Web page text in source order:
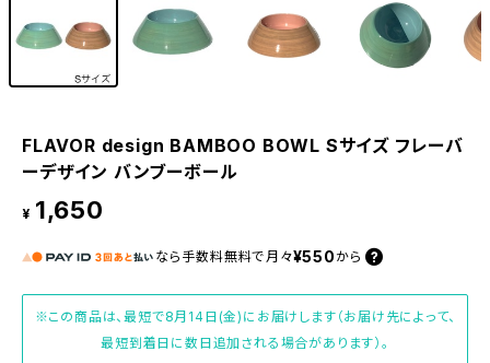
FLAVOR design BAMBOO BOWL Sサイズ フレーバ
ーデザイン バンブーボール
¥ 1,650
なら 手数料無料で 月々¥550 から
※この商品は、最短で8月14日(金)にお届けします（お届け先によって、
最短到着日に数日追加される場合があります）。